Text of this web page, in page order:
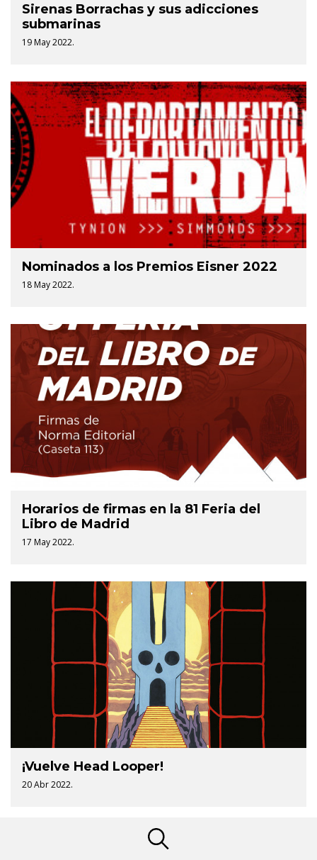
Sirenas Borrachas y sus adicciones
submarinas
19 May 2022.
Nominados a los Premios Eisner 2022
18 May 2022.
Horarios de firmas en la 81 Feria del
Libro de Madrid
17 May 2022.
¡Vuelve Head Looper!
20 Abr 2022.